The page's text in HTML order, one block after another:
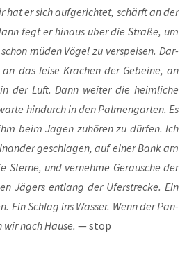
hat er sich aufge­richtet, schärft an der
fegt er hin­aus über die Stra­ße, um
müden Vögel zu ver­spei­sen. Dar­
das lei­se Kra­chen der Gebei­ne, an
der Luft. Dann wei­ter die heim­liche
hin­durch in den Palmen­garten. Es
beim Jagen zuhö­ren zu dür­fen. Ich
geschla­gen, auf einer Bank am
Ster­ne, und ver­neh­me Geräu­sche der
Jägers ent­lang der Ufer­strecke. Ein
Ein Schlag ins Was­ser. Wenn der Pan­
nach Hau­se. — stop